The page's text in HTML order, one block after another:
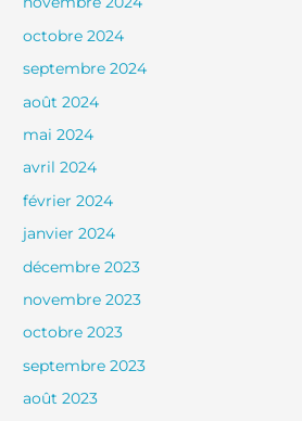
octobre 2024
septembre 2024
août 2024
mai 2024
avril 2024
février 2024
janvier 2024
décembre 2023
novembre 2023
octobre 2023
septembre 2023
août 2023